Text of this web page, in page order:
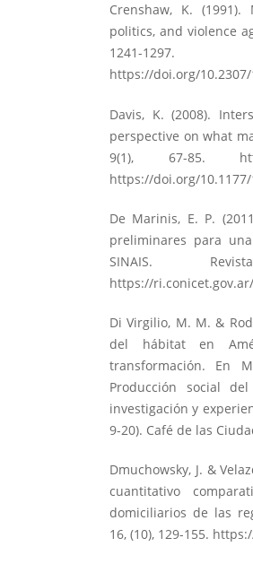
Crenshaw, K.
politics, and violence
1241-1297.
https://doi.org/10.2307/
Davis, K. (2008).
perspective on what
9(1), 67-85.
https://doi.org/10.1177/
De Marinis, E. P.
preliminares para
SINAIS.
https://
Di Virgilio, M. M. &
del hábitat en
transformación. En
Producción social
investigación y
9-20). Café de las
Dmuchowsky, J. &
cuantitativo
domiciliarios de las
16, (10), 129-155.